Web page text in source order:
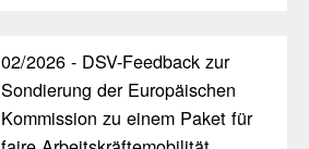
02/​2026 - DSV-Feed­back zur
Sondie­rung der Euro­päi­schen
Kommis­sion zu einem Paket für